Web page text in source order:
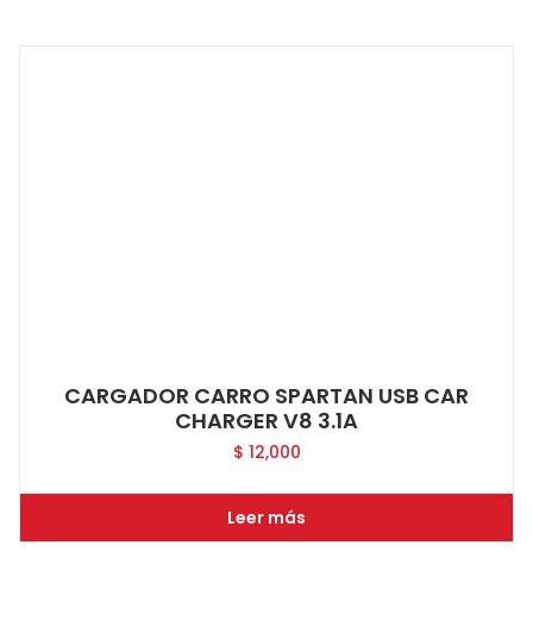
CARGADOR CARRO SPARTAN USB CAR
CHARGER V8 3.1A
$ 12,000
Leer más